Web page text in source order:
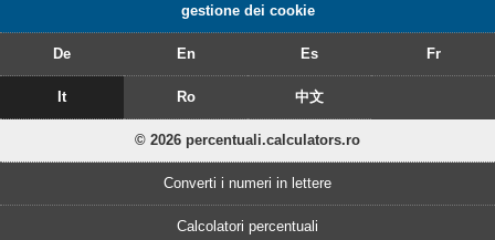
gestione dei cookie
De En Es Fr
It Ro 中文
© 2026 percentuali.calculators.ro
Converti i numeri in lettere
Calcolatori percentuali